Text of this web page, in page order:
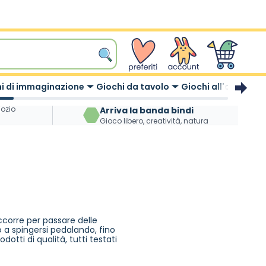
di immaginazione Giochi da tavolo Giochi all'aperto
wishlist Account Carrello
Arriva la banda bindi
Gioco libero, creatività, natura
per passare delle
spingersi pedalando, fino
di qualità, tutti testati